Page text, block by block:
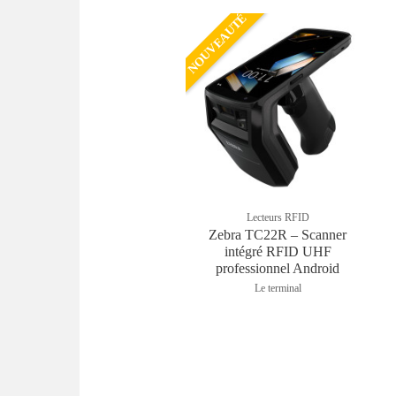
NOUVEAUTÉ
Lecteurs RFID
Zebra TC22R – Scanner
intégré RFID UHF
professionnel Android
Le terminal